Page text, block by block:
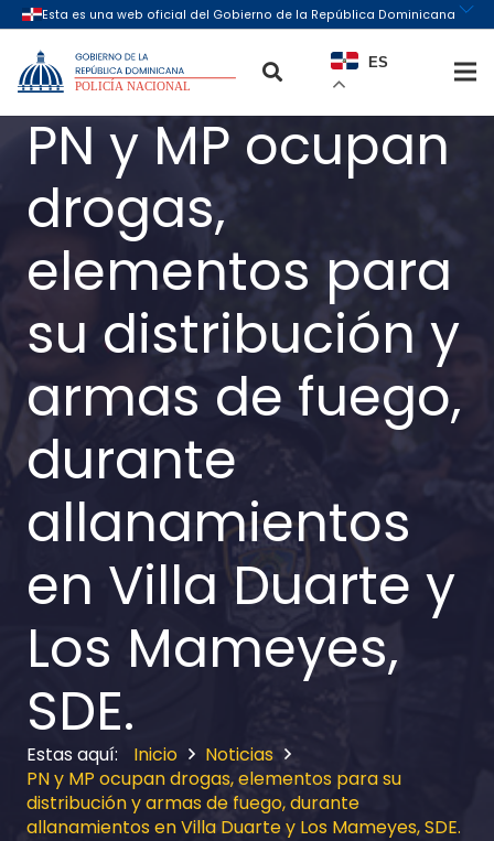
ES
PN y MP ocupan
drogas,
elementos para
su distribución y
armas de fuego,
durante
allanamientos
en Villa Duarte y
Los Mameyes,
SDE.
Inicio
Noticias
PN y MP ocupan drogas, elementos para su
distribución y armas de fuego, durante
allanamientos en Villa Duarte y Los Mameyes, SDE.